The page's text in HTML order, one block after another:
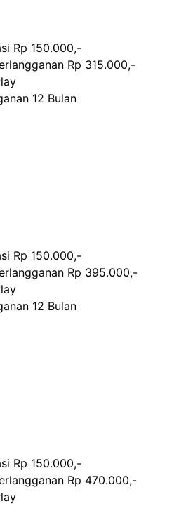
Rp 150.000,-
Rp 315.000,-
12 Bulan
Rp 150.000,-
Rp 395.000,-
12 Bulan
Rp 150.000,-
Rp 470.000,-